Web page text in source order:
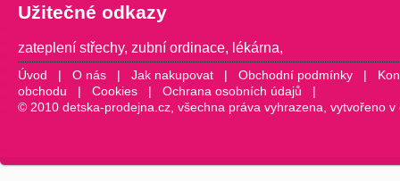
Užitečné odkazy
zateplení střechy, zubní ordinace, lékárna,
Úvod | O nás | Jak nakupovat | Obchodní podmínky |
obchodu | Cookies | Ochrana osobních údajů |
© 2010 detska-prodejna.cz, všechna práva vyhrazena, vytvořeno v